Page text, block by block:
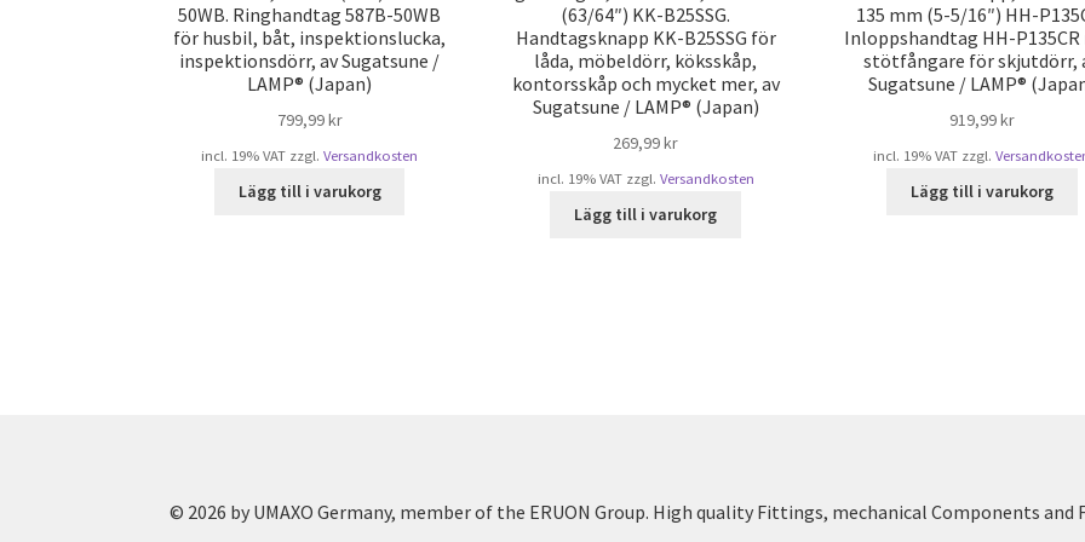
50WB. Ringhandtag 587B-50WB
för husbil, båt, inspektionslucka,
inspektionsdörr, av Sugatsune /
LAMP® (Japan)
799,99kr
incl. 19% VAT zzgl.Versandkosten
Lägg till i varukorg
(63/64″) KK-B25SSG.
Handtagsknapp KK-B25SSG för
låda, möbeldörr, köksskåp,
kontorsskåp och mycket mer, av
Sugatsune / LAMP® (Japan)
269,99kr
incl. 19% VAT zzgl. Versandkosten
Lägg till i varukorg
135 mm (5-5/16″) HH-
Inloppshandtag HH-P135CR
stötfångare för skjutdörr,
Sugatsune / LAMP®
919,99kr
incl. 19% VAT zzgl.
Lägg till i varukorg
© 2026 by UMAXO Germany, member of the ERUON Group. High quality Fittings, mechanical Components and